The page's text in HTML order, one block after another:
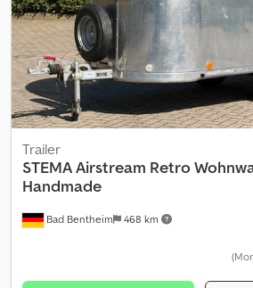
Bad Bentheim 468 km
Trailer
STEMAAirstream Retro
Handmade